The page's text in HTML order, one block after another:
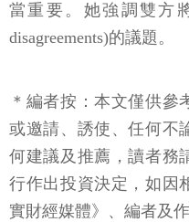
當重要。她強調雙方
disagreements)的議題。
＊編者按：本文僅供參
或邀請、誘使、任何不
何建議及推薦，讀者務
行作出投資決定，如因
實財經媒體》、編者及作